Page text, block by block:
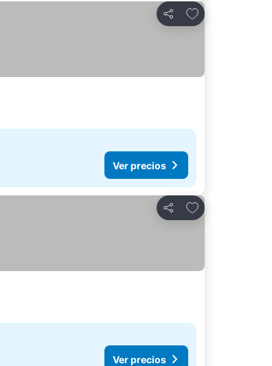
Compartir
Añadir a favoritos
Ver precios
Compartir
Añadir a favoritos
Ver precios